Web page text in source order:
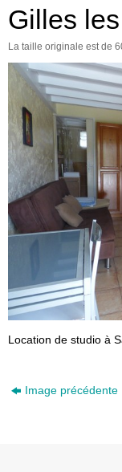
Gilles
La taille originale est de
Location de studio à
Image précédente